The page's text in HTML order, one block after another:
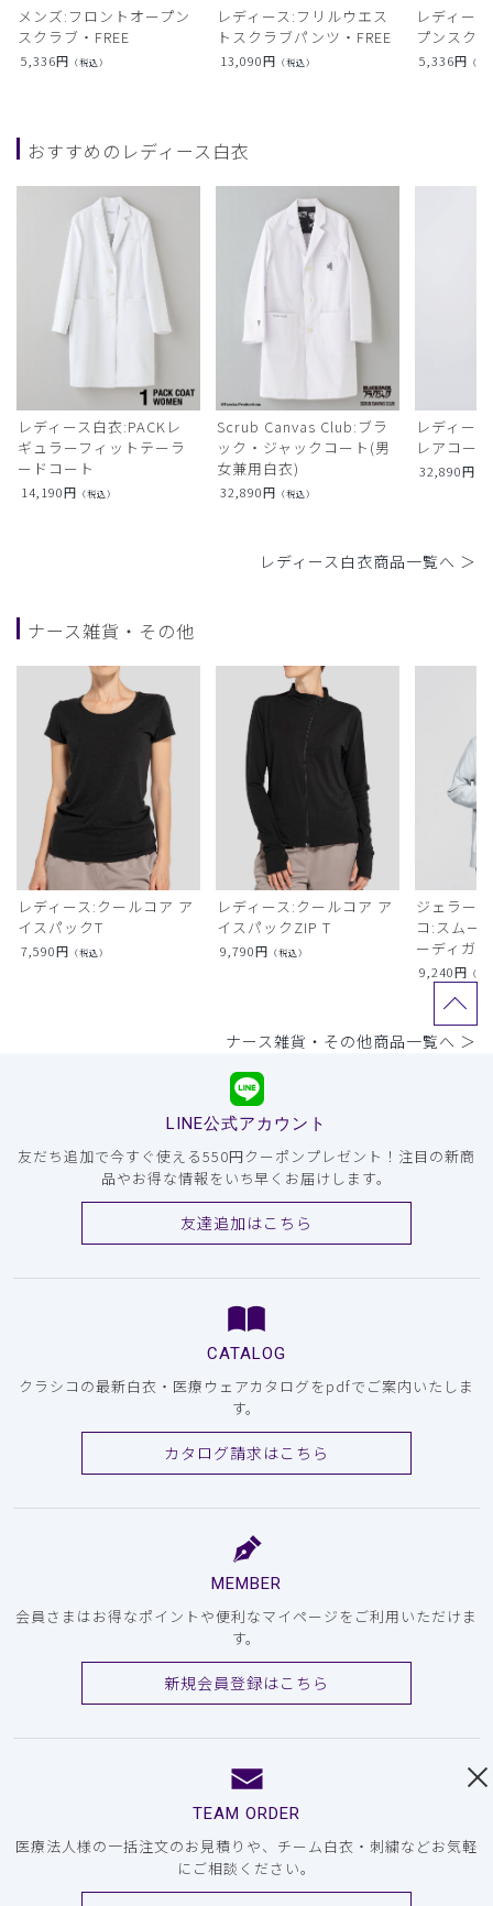
メンズ:フロントオープン
スクラブ・FREE
5,336円 （税込）
レディース:フリルウエス
トスクラブパンツ・FREE
13,090円 （税込）
レディー
プンスク
5,336円 （税
おすすめのレディース白衣
レディース白衣:PACKレ
ギュラーフィットテーラ
ードコート
14,190円 （税込）
Scrub Canvas Club:ブラ
ック・ジャックコート(男
女兼用白衣)
32,890円 （税込）
レディー
レアコート
32,890円
レディース白衣商品一覧へ ＞
ナース雑貨・その他
レディース:クールコア ア
イスパックT
7,590円 （税込）
レディース:クールコア ア
イスパックZIP T
9,790円 （税込）
ジェラー
コ:スムー
ーディガン
9,240円 （税
ナース雑貨・その他商品一覧へ ＞
LINE公式アカウント
友だち追加で今すぐ使える550円クーポンプレゼント！注目の新商
品やお得な情報をいち早くお届けします。
友達追加はこちら
CATALOG
クラシコの最新白衣・医療ウェアカタログをpdfでご案内いたしま
す。
カタログ請求はこちら
MEMBER
会員さまはお得なポイントや便利なマイページをご利用いただけま
す。
新規会員登録はこちら
TEAM ORDER
医療法人様の一括注文のお見積りや、チーム白衣・刺繍などお気軽
にご相談ください。